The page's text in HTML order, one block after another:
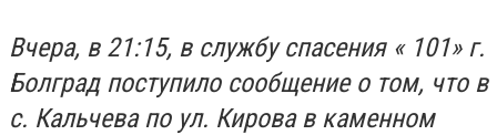
Вчера, в 21:15, в службу спасения « 101» г.
Болград поступило сообщение о том, что в
с. Кальчева по ул. Кирова в каменном